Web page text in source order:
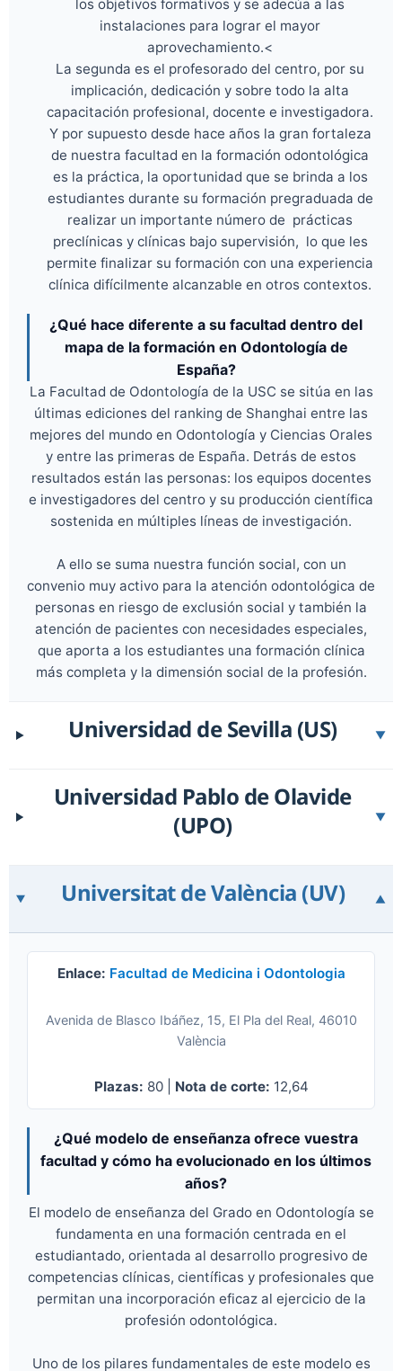
los objetivos formativos y se adecúa a las
instalaciones para lograr el mayor
aprovechamiento.<
La segunda es el profesorado del centro, por su
implicación, dedicación y sobre todo la alta
capacitación profesional, docente e investigadora.
Y por supuesto desde hace años la gran fortaleza
de nuestra facultad en la formación odontológica
es la práctica, la oportunidad que se brinda a los
estudiantes durante su formación pregraduada de
realizar un importante número de prácticas
preclínicas y clínicas bajo supervisión, lo que les
permite finalizar su formación con una experiencia
clínica difícilmente alcanzable en otros contextos.
¿Qué hace diferente a su facultad dentro del
mapa de la formación en Odontología de
España?
La Facultad de Odontología de la USC se sitúa en las
últimas ediciones del ranking de Shanghai entre las
mejores del mundo en Odontología y Ciencias Orales
y entre las primeras de España. Detrás de estos
resultados están las personas: los equipos docentes
e investigadores del centro y su producción científica
sostenida en múltiples líneas de investigación.
A ello se suma nuestra función social, con un
convenio muy activo para la atención odontológica de
personas en riesgo de exclusión social y también la
atención de pacientes con necesidades especiales,
que aporta a los estudiantes una formación clínica
más completa y la dimensión social de la profesión.
Universidad de Sevilla (US) ▼
Universidad Pablo de Olavide
(UPO)
▼
Universitat de València (UV) ▼
Enlace: Facultad de Medicina i Odontologia
Avenida de Blasco Ibáñez, 15, El Pla del Real, 46010
València
Plazas: 80 | Nota de corte: 12,64
¿Qué modelo de enseñanza ofrece vuestra
facultad y cómo ha evolucionado en los últimos
años?
El modelo de enseñanza del Grado en Odontología se
fundamenta en una formación centrada en el
estudiantado, orientada al desarrollo progresivo de
competencias clínicas, científicas y profesionales que
permitan una incorporación eficaz al ejercicio de la
profesión odontológica.
Uno de los pilares fundamentales de este modelo es